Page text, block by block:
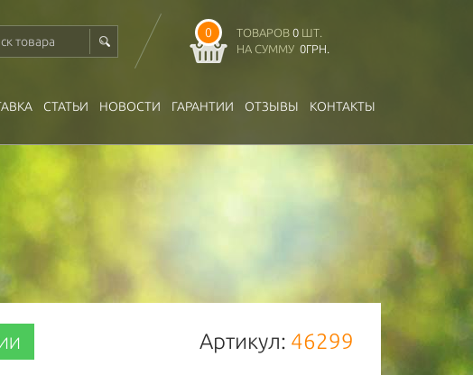
0 ТОВАРОВ 0 ШТ.
НА СУММУ 0ГРН.
СТАТЬИ НОВОСТИ ГАРАНТИИ ОТЗЫВЫ КОНТАКТЫ
Артикул: 46299